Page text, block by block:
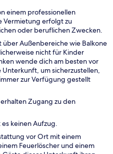
einem professionellen
Vermietung erfolgt zu
oder beruflichen Zwecken.
Außenbereiche wie Balkone
nicht für Kinder
wende dich am besten vor
um sicherzustellen,
zur Verfügung gestellt
Zugang zu den
keinen Aufzug.
vor Ort mit einem
Feuerlöscher und einem